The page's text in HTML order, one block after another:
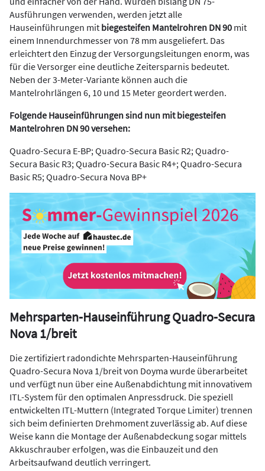
Ausführungen verwenden, werden jetzt alle
Hauseinführungen mit biegesteifen Mantelrohren DN 90 mit
einem Innendurchmesser von 78 mm ausgeliefert. Das
erleichtert den Einzug der Versorgungsleitungen enorm, was
für die Versorger eine deutliche Zeitersparnis bedeutet.
Neben der 3-Meter-Variante können auch die
Mantelrohrlängen 6, 10 und 15 Meter geordert werden.
Folgende Hauseinführungen sind nun mit biegesteifen
Mantelrohren DN 90 versehen:
Quadro-Secura E-BP; Quadro-Secura Basic R2; Quadro-
Secura Basic R3; Quadro-Secura Basic R4+; Quadro-Secura
Basic R5; Quadro-Secura Nova BP+
Mehrsparten-Hauseinführung Quadro-Secura
Nova 1/breit
Die zertifiziert radondichte Mehrsparten-Hauseinführung
Quadro-Secura Nova 1/breit von Doyma wurde überarbeitet
und verfügt nun über eine Außenabdichtung mit innovativem
ITL-System für den optimalen Anpressdruck. Die speziell
entwickelten ITL-Muttern (Integrated Torque Limiter) trennen
sich beim definierten Drehmoment zuverlässig ab. Auf diese
Weise kann die Montage der Außenabdeckung sogar mittels
Akkuschrauber erfolgen, was die Einbauzeit und den
Arbeitsaufwand deutlich verringert.